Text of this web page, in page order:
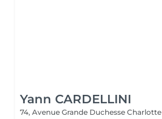
Yann CARDELLINI
74, Avenue Grande Duchesse Charlotte